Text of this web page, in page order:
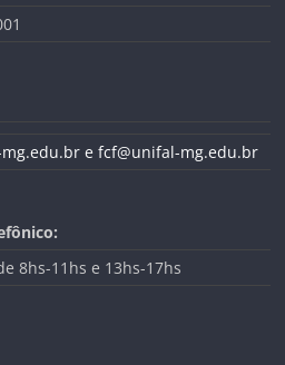
mg.edu.bre fcf@unifal-mg.edu.br
8hs-11hs e 13hs-17hs